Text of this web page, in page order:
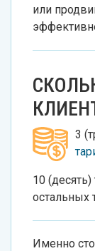
или
3
10
остальных
Именно